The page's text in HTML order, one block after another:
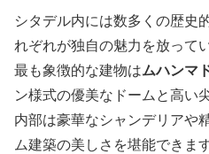
シタデル内には数多くの歴史
れぞれが独自の魅力を放って
最も象徴的な建物はムハンマ
ン様式の優美なドームと高い
内部は豪華なシャンデリアや
ム建築の美しさを堪能できます